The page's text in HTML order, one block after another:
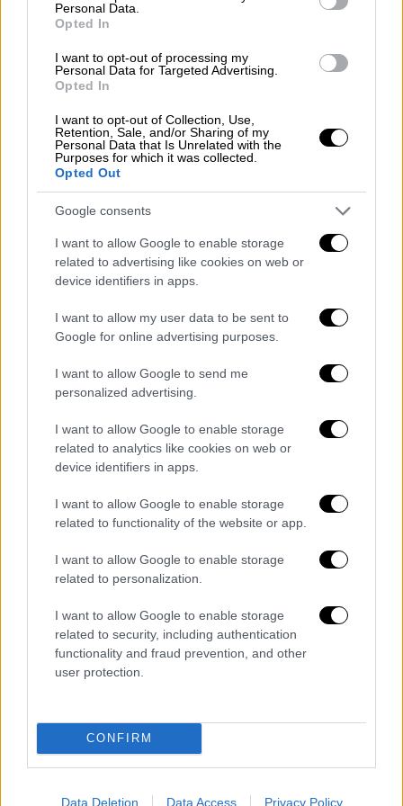
Personal Data.
Opted In
I want to opt-out of processing my
Personal Data for Targeted Advertising.
Opted In
I want to opt-out of Collection, Use,
Retention, Sale, and/or Sharing of my
Personal Data that Is Unrelated with the
Purposes for which it was collected.
Opted Out
Google consents
I want to allow Google to enable storage
related to advertising like cookies on web or
device identifiers in apps.
I want to allow my user data to be sent to
Google for online advertising purposes.
I want to allow Google to send me
personalized advertising.
I want to allow Google to enable storage
related to analytics like cookies on web or
device identifiers in apps.
I want to allow Google to enable storage
related to functionality of the website or app.
I want to allow Google to enable storage
related to personalization.
I want to allow Google to enable storage
related to security, including authentication
functionality and fraud prevention, and other
user protection.
CONFIRM
Data Deletion Data Access Privacy Policy
συστατικά των εμβολίων, καθώς είναι τα
μαθαίνει να αναγνωρίζει και να επιτίθεται.
ένα αντιγόνο σχεδιασμένο από τεχνητή
νοημοσύνη δοκιμάζεται σε ανθρώπους.
Όπως ανέφερε, η τεχνολογία «μας εκπλήσσει
όλους» και είναι εντυπωσιακό το τι
μπορούμε να πετύχουμε με αυτήν προς
όφελος της ανθρωπότητας».
Μιλώντας στο BBC News ανέφερε, επίσης,
ότι «στόχος είναι να δημιουργήσουμε
εμβόλια που θα μας προστατεύουν όχι μόνο
εκείνους που θα μπορούσαν να προκαλέσουν
την επόμενη επιδημία ή ασθένεια.
Πρόκειται για μια θεμελιώδη αλλαγή στον
τρόπο με τον οποίο προετοιμαζόμαστε για
Πρώτες μελέτες
Οι δοκιμές, στις οποίες συμμετείχαν 39
άτομα, σχεδιάστηκαν για να αξιολογήσουν αν
τέτοια εμβόλια είναι ασφαλή. Μια δεύτερη
μελέτη, με περίπου 200 συμμετέχοντες, θα
δώσει καλύτερη εικόνα για το πόσο
αποτελεσματικά εκπαιδεύουν το
Τα ευρήματα, που δημοσιεύθηκαν στο
επιστημονικό περιοδικό Journal of Infection,
η επίδραση στο ανοσοποιητικό